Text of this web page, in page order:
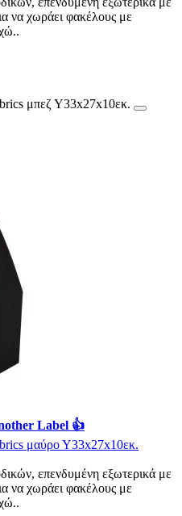
να χωράει φακέλους με
μπεζ Υ33x27x10εκ.
Label 👍
μαύρο Υ33x27x10εκ.
επενδυμένη εξωτερικά με
να χωράει φακέλους με